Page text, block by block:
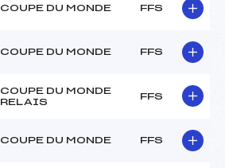
COUPE DU MONDE FFS
COUPE DU MONDE FFS
COUPE DU MONDE
RELAIS
FFS
COUPE DU MONDE FFS